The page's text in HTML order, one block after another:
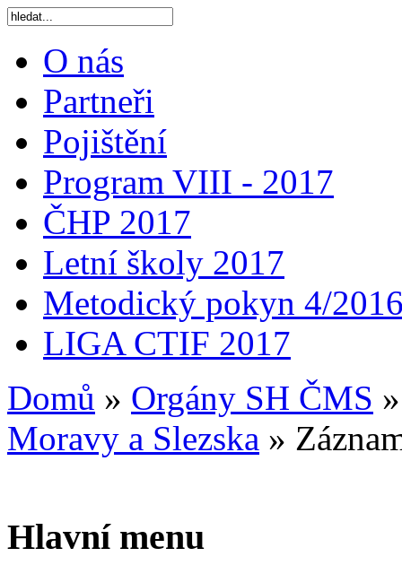
O nás
Partneři
Pojištění
Program VIII - 2017
ČHP 2017
Letní školy 2017
Metodický pokyn 4/
LIGA CTIF 2017
Domů » Orgány SH ČMS »
Moravy a Slezska »
Hlavní menu